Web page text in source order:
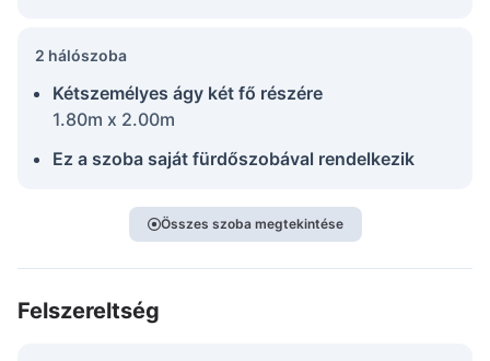
2 hálószoba
Kétszemélyes ágy két fő részére
1.80m x 2.00m
Ez a szoba saját fürdőszobával rendelkezik
Összes szoba megtekintése
Felszereltség